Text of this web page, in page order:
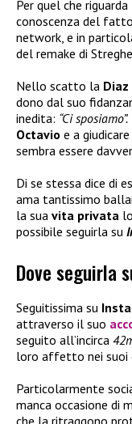
Per quel che riguarda
conoscenza del
network, e in
del remake di
Nello scatto la Diaz
dono dal suo
inedita: “Ci sposiamo”.
Octavio e a
sembra essere
Di se stessa dice di
ama tantissimo
la sua vita privata
possibile seguirla su
Dove seguirla
Seguitissima su
attraverso il suo
seguito all’incirca
loro affetto nei suoi
Particolarmente
manca occasione di